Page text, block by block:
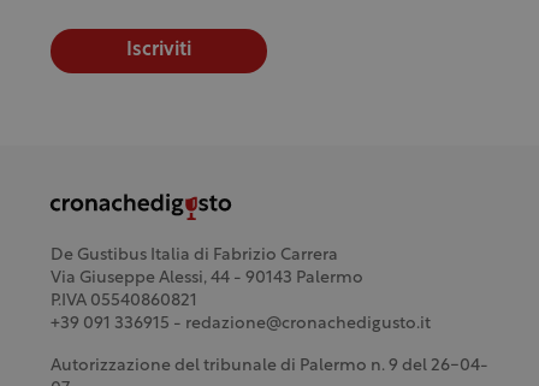
Iscriviti
De Gustibus Italia di Fabrizio Carrera
Via Giuseppe Alessi, 44 - 90143 Palermo
P.IVA 05540860821
+39 091 336915 - redazione@cronachedigusto.it
Autorizzazione del tribunale di Palermo n. 9 del 26-04-